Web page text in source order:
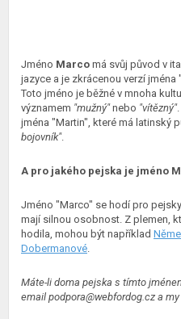
Jméno Marco má svůj původ v
jazyce a je zkrácenou verzí
Toto jméno je běžné v mnoha
významem "mužný"nebo "vítězný"
jména "Martin", které má latinský
bojovník".
A pro jakého pejska je jméno
Jméno "Marco" se hodí pro
mají silnou osobnost. Z plemen,
hodila, mohou být například
Dobermanové.
Máte-li doma pejska s tímto
email podpora@webfordog.cz a